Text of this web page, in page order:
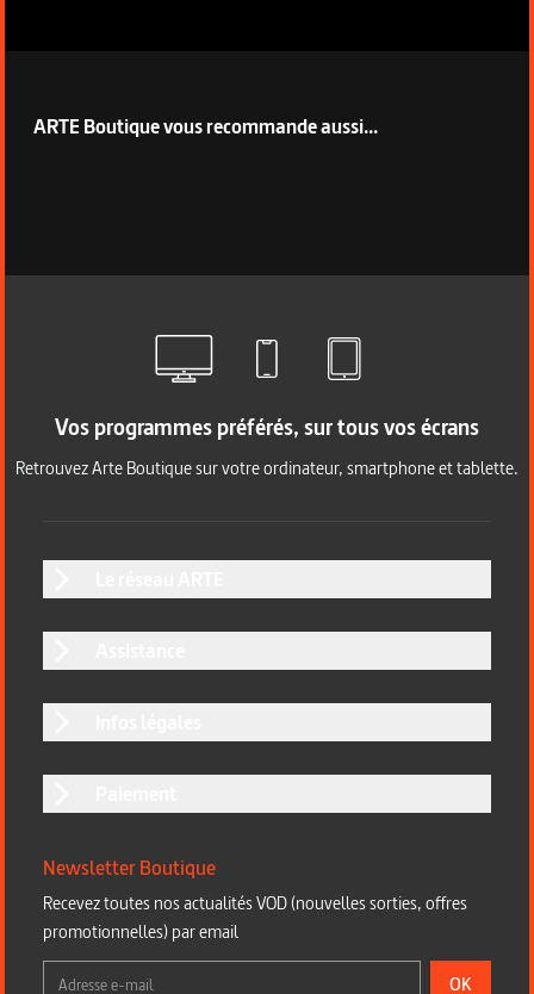
ARTE Boutique vous recommande aussi...
Vos programmes préférés, sur tous vos écrans
Retrouvez Arte Boutique sur votre ordinateur, smartphone et tablette.
Newsletter Boutique
Recevez toutes nos actualités VOD (nouvelles sorties, offres
promotionnelles) par email
OK